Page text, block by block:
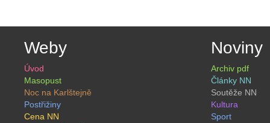
Weby
Úvod
Masopust
Noc na Karlštejně
Postřižiny
Cena NN
Noviny
Archiv pdf
Články NN
Soutěže NN
Kultura
Sport